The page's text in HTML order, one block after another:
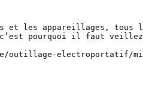
les appareillages, tous
pourquoi il faut
outillage-electroportatif/